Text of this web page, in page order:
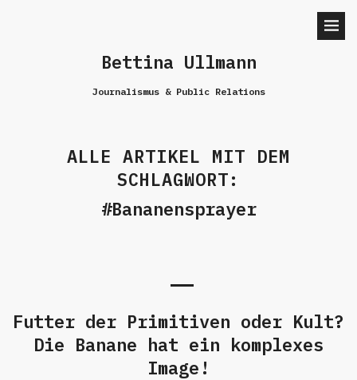
Bettina Ullmann
Journalismus & Public Relations
ALLE ARTIKEL MIT DEM
SCHLAGWORT:
Bananensprayer
Futter der Primitiven oder Kult?
Die Banane hat ein komplexes
Image!